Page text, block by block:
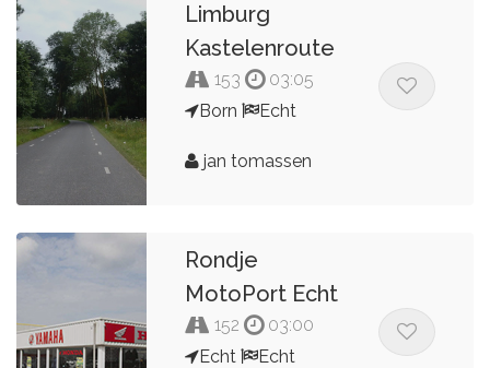
Limburg
Kastelenroute
153
03:05
Born
Echt
jan tomassen
Rondje
MotoPort Echt
152
03:00
Echt
Echt